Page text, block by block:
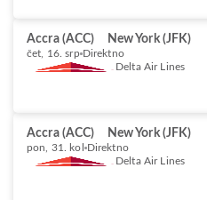
Accra (ACC) New York (JFK)
čet, 16. srp Direktno
Delta Air Lines
Accra (ACC) New York (JFK)
pon, 31. kol Direktno
Delta Air Lines